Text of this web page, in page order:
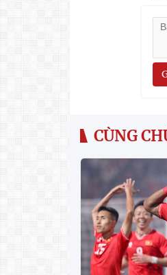
CÙNG